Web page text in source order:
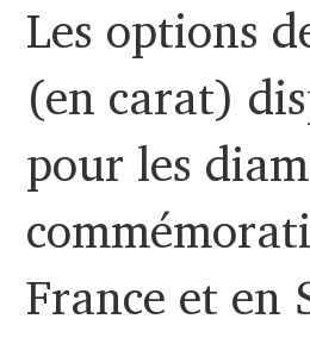
Les options
(en carat)
pour les
France et en